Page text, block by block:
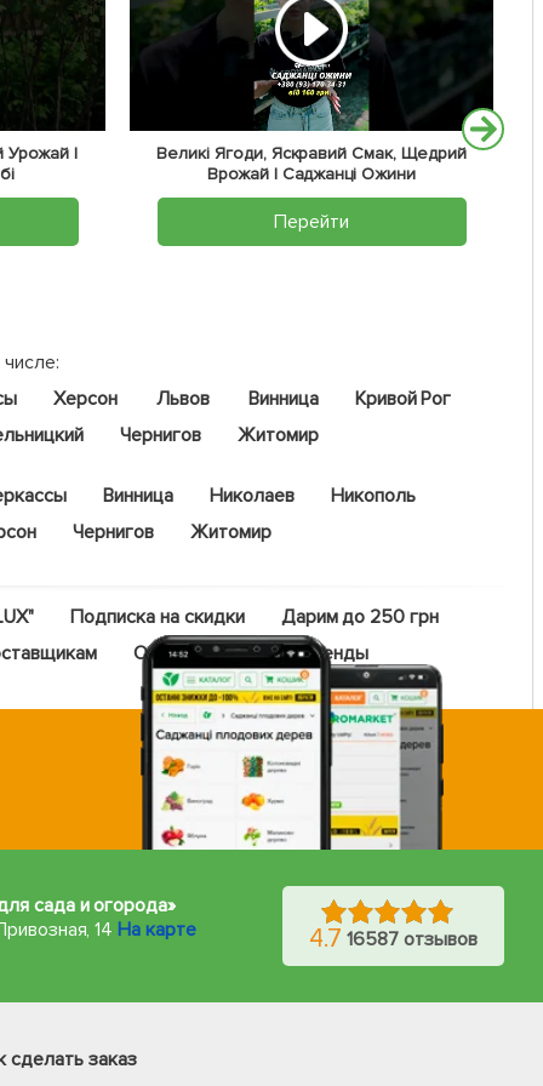
Урожай |
Великі Ягоди, Яскравий Смак, Щедрий
Врожай | Саджанці Ожини
Перейти
Херсон Львов Винница
Кривой Рог
Чернигов Житомир
Винница Николаев
Никополь
Чернигов Житомир
Подписка на скидки
Дарим до 250 грн
Оптовый прайс Бренды
сада и огорода»
14 На карте 4.7 16587 отзывов
сделать заказ
Фейсбук